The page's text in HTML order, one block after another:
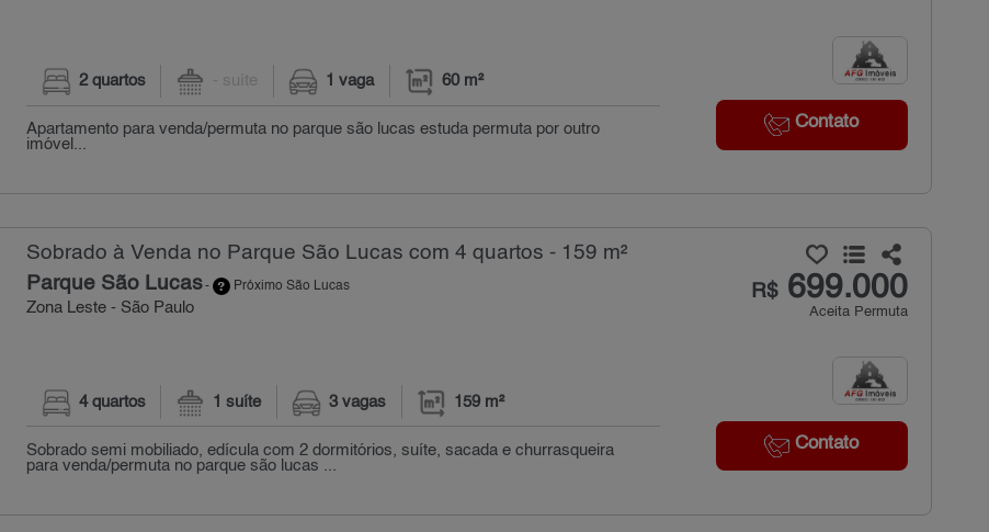
Contato
2 quartos - suíte 1 vaga 60 m²
Apartamento para venda/permuta no parque são lucas estuda permuta por outro
imóvel...
Sobrado à Venda no Parque São Lucas com 4 quartos - 159 m²
Parque São Lucas- Próximo São Lucas
Zona Leste - São Paulo
R$699.000
Aceita Permuta
Contato
4 quartos 1 suíte 3 vagas 159 m²
Sobrado semi mobiliado, edícula com 2 dormitórios, suíte, sacada e churrasqueira
para venda/permuta no parque são lucas ...